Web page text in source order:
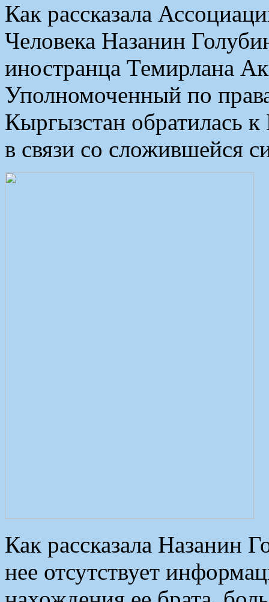
Как рассказала
Человека Назанин
иностранца Темирлана
Уполномоченный по
Кыргызстан обратилась
в связи со сложившейся
Как рассказала Назанин
нее отсутствует